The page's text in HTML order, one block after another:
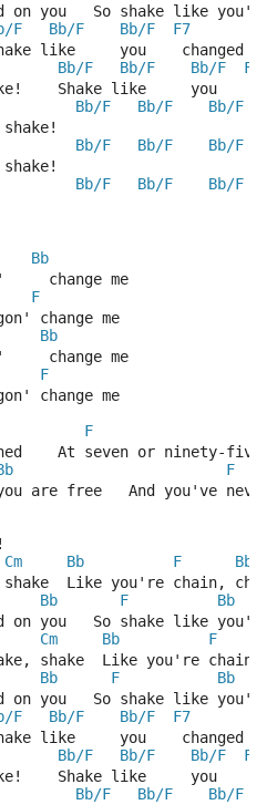
on you   So shake like
F Bb/F Bb/F
F7
like     you    changed
Bb/F Bb/F Bb/F
F7
like     you
Bb/F Bb/F Bb/F
Bb/F Bb/F Bb/F
Bb/F Bb/F Bb/F
Bb
change me
F
change me
Bb
change me
F
change me
F
At seven or ninety-five
F
are free   And you've
Cm Bb F
Bb
Like you're chain,
Bb F
Bb
on you   So shake like
Cm Bb
F
shake  Like you're
Bb F
Bb
on you   So shake like
F Bb/F Bb/F
F7
like     you    changed
Bb/F Bb/F Bb/F
F7
like     you
Bb/F Bb/F Bb/F